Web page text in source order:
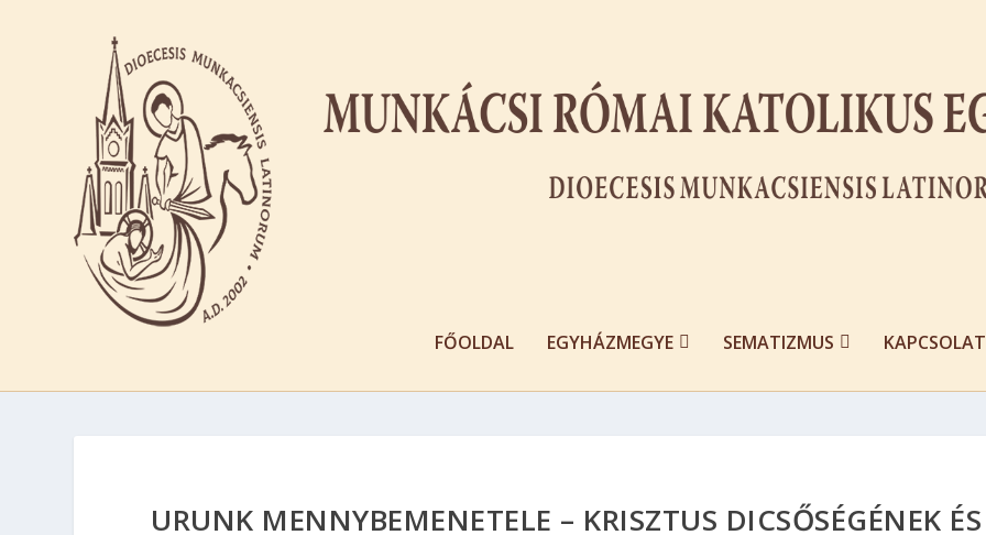
FŐOLDAL EGYHÁZMEGYE SEMATIZMUS KAPCSOLAT
URUNK MENNYBEMENETELE – KRISZTUS DICSŐSÉGÉNEK ÉS